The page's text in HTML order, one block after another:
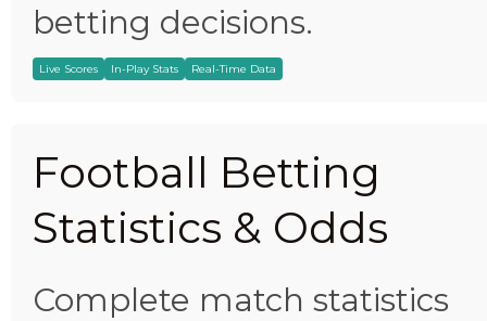
betting decisions.
Live Scores In-Play Stats Real-Time Data
Football Betting
Statistics & Odds
Complete match statistics